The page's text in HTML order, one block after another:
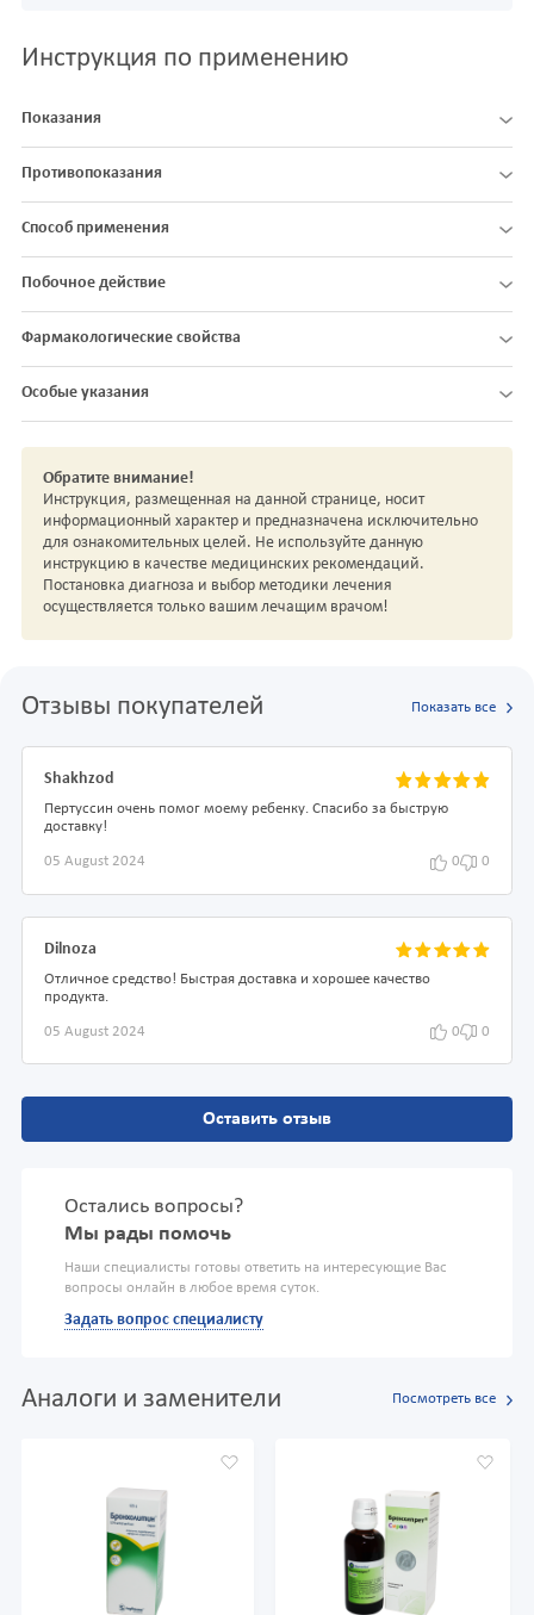
Инструкция по применению
Показания
Противопоказания
Способ применения
Побочное действие
Фармакологические свойства
Особые указания
Обратите внимание!
Инструкция, размещенная на данной странице, носит
информационный характер и предназначена исключительно
для ознакомительных целей. Не используйте данную
инструкцию в качестве медицинских рекомендаций.
Постановка диагноза и выбор методики лечения
осуществляется только вашим лечащим врачом!
Отзывы покупателей Показать все
Shakhzod
Пертуссин очень помог моему ребенку. Спасибо за быструю
доставку!
05 August 2024 0 0
Dilnoza
Отличное средство! Быстрая доставка и хорошее качество
продукта.
05 August 2024 0 0
Оставить отзыв
Остались вопросы?
Мы рады помочь
Наши специалисты готовы ответить на интересующие Вас
вопросы онлайн в любое время суток.
Задать вопрос специалисту
Аналоги и заменители Посмотреть все